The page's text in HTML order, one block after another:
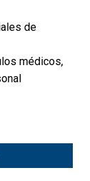
de
médicos,